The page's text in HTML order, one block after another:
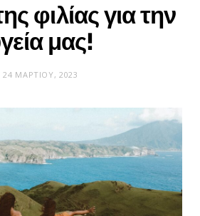
φιλίας για την
μας!
24 ΜΑΡΤΊΟΥ, 2023